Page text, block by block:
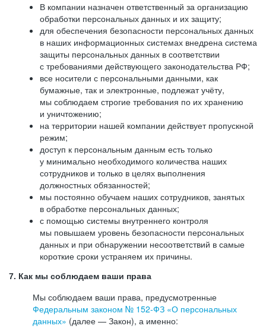
В компании назначен ответственный за организацию
обработки персональных данных и их защиту;
для обеспечения безопасности персональных данных
в наших информационных системах внедрена система
защиты персональных данных в соответствии
с требованиями действующего законодательства РФ;
все носители с персональными данными, как
бумажные, так и электронные, подлежат учёту,
мы соблюдаем строгие требования по их хранению
и уничтожению;
на территории нашей компании действует пропускной
режим;
доступ к персональным данным есть только
у минимально необходимого количества наших
сотрудников и только в целях выполнения
должностных обязанностей;
мы постоянно обучаем наших сотрудников, занятых
в обработке персональных данных;
с помощью системы внутреннего контроля
мы повышаем уровень безопасности персональных
данных и при обнаружении несоответствий в самые
короткие сроки устраняем их причины.
7. Как мы соблюдаем ваши права
Мы соблюдаем ваши права, предусмотренные
Федеральным законом № 152-ФЗ «О персональных
данных» (далее — Закон), а именно: